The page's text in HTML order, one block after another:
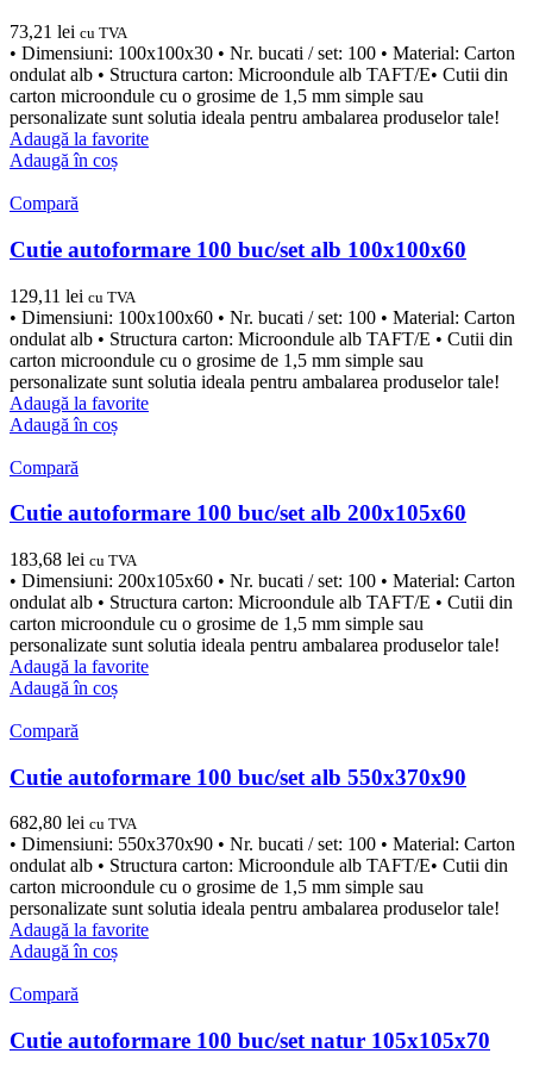
73,21 lei cu TVA
• Dimensiuni: 100x100x30 • Nr. bucati / set: 100 • Material: Carton
ondulat alb • Structura carton: Microondule alb TAFT/E• Cutii din
carton microondule cu o grosime de 1,5 mm simple sau
personalizate sunt solutia ideala pentru ambalarea produselor tale!
Adaugă la favorite
Adaugă în coș
Compară
Cutie autoformare 100 buc/set alb 100x100x60
129,11 lei cu TVA
• Dimensiuni: 100x100x60 • Nr. bucati / set: 100 • Material: Carton
ondulat alb • Structura carton: Microondule alb TAFT/E • Cutii din
carton microondule cu o grosime de 1,5 mm simple sau
personalizate sunt solutia ideala pentru ambalarea produselor tale!
Adaugă la favorite
Adaugă în coș
Compară
Cutie autoformare 100 buc/set alb 200x105x60
183,68 lei cu TVA
• Dimensiuni: 200x105x60 • Nr. bucati / set: 100 • Material: Carton
ondulat alb • Structura carton: Microondule alb TAFT/E • Cutii din
carton microondule cu o grosime de 1,5 mm simple sau
personalizate sunt solutia ideala pentru ambalarea produselor tale!
Adaugă la favorite
Adaugă în coș
Compară
Cutie autoformare 100 buc/set alb 550x370x90
682,80 lei cu TVA
• Dimensiuni: 550x370x90 • Nr. bucati / set: 100 • Material: Carton
ondulat alb • Structura carton: Microondule alb TAFT/E• Cutii din
carton microondule cu o grosime de 1,5 mm simple sau
personalizate sunt solutia ideala pentru ambalarea produselor tale!
Adaugă la favorite
Adaugă în coș
Compară
Cutie autoformare 100 buc/set natur 105x105x70